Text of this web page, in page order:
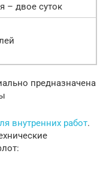
– двое суток
предназначена
внутренних работ.